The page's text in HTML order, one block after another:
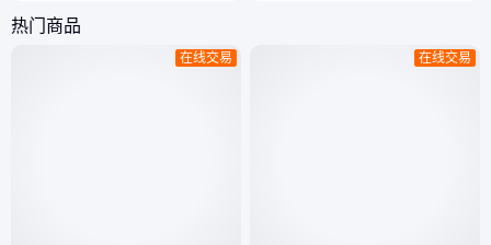
热门商品
在线交易 在线交易